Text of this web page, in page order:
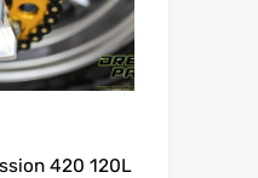
420 120L